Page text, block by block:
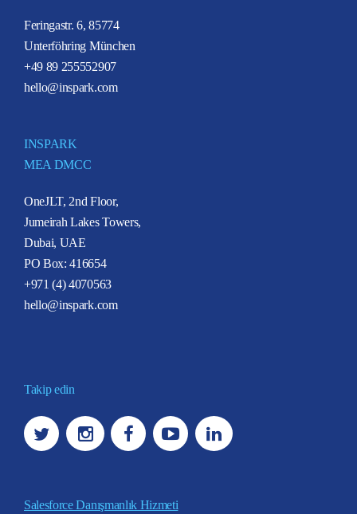
Feringastr. 6, 85774
Unterföhring München
+49 89 255552907
hello@inspark.com
INSPARK
MEA DMCC
OneJLT, 2nd Floor,
Jumeirah Lakes Towers,
Dubai, UAE
PO Box: 416654
+971 (4) 4070563
hello@inspark.com
Takip edin
Salesforce Danışmanlık Hizmeti